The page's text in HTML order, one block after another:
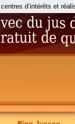
d’intérêts et